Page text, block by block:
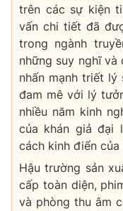
trên các sự kiện
vấn chi tiết đã
trong ngành
những suy nghĩ và
nhấn mạnh triết
đam mê với lý
nhiều năm kinh
của khán giả đại
cách kinh điển của
Hậu trường sản
cấp toàn diện,
và phòng thu âm